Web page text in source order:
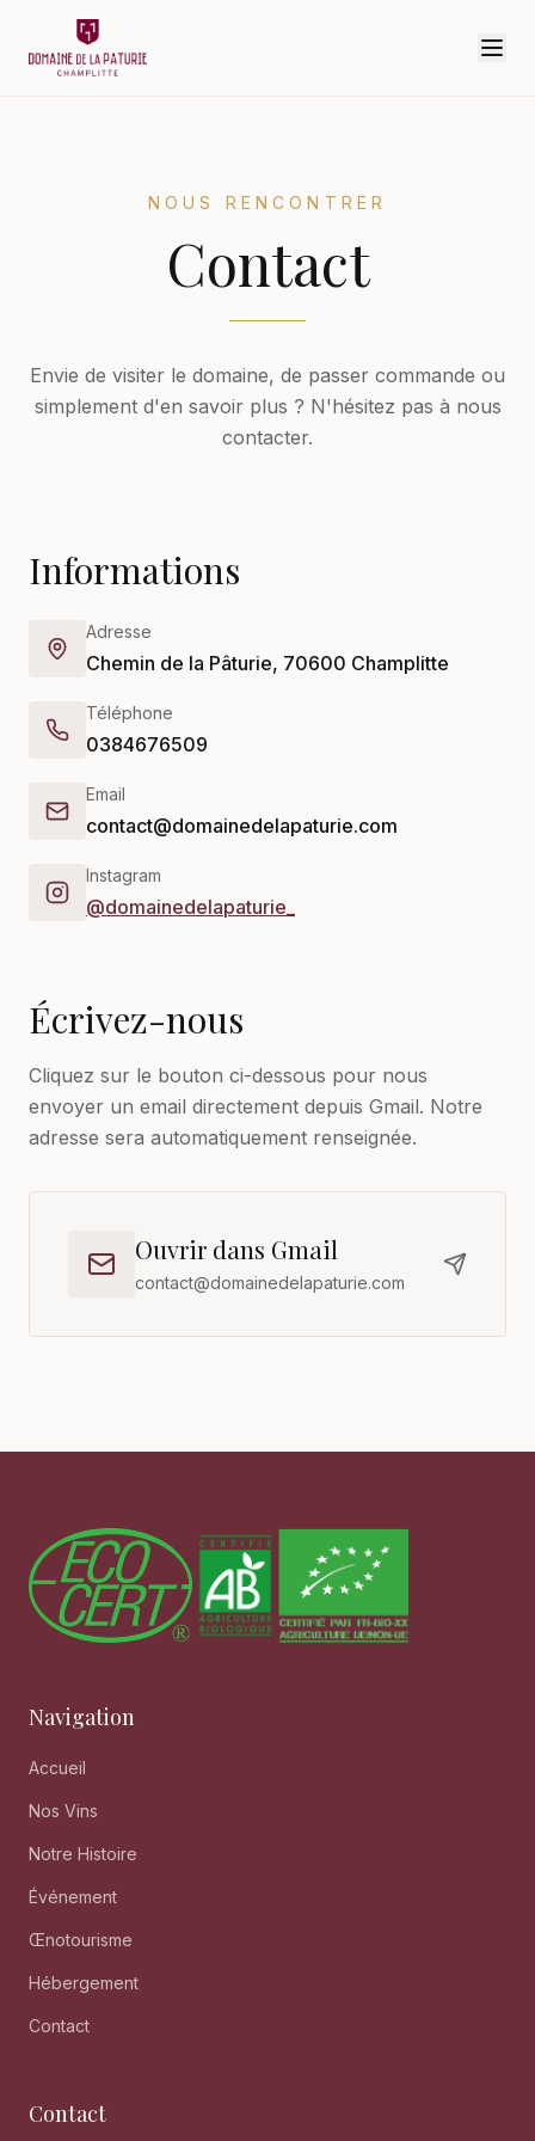
NOUS RENCONTRER
Contact
Envie de visiter le domaine, de passer commande ou
simplement d'en savoir plus ? N'hésitez pas à nous
contacter.
Informations
Adresse
Chemin de la Pâturie, 70600 Champlitte
Téléphone
0384676509
Email
contact@domainedelapaturie.com
Instagram
@domainedelapaturie_
Écrivez-nous
Cliquez sur le bouton ci-dessous pour nous
envoyer un email directement depuis Gmail. Notre
adresse sera automatiquement renseignée.
Ouvrir dans Gmail
contact@domainedelapaturie.com
Navigation
Accueil
Nos Vins
Notre Histoire
Événement
Œnotourisme
Hébergement
Contact
Contact